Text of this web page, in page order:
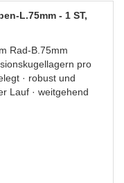
L.75mm - 1 ST,
Rad-B.75mm
pro
· robust und
Lauf · weitgehend